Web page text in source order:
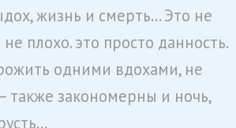
жизнь и смерть… Это не
плохо. это просто данность.
одними вдохами, не
также закономерны и ночь,